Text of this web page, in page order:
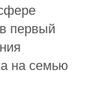
первый
на семью